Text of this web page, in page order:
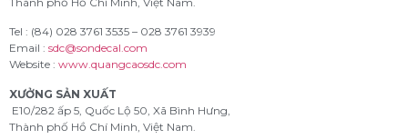
Tel : (84) 028 3761 3535 – 028 3761 3939
Email : sdc@sondecal.com
Website : www.quangcaosdc.com
XƯỞNG SẢN XUẤT
E10/282 ấp 5, Quốc Lộ 50, Xã Bình Hưng,
Thành phố Hồ Chí Minh, Việt Nam.